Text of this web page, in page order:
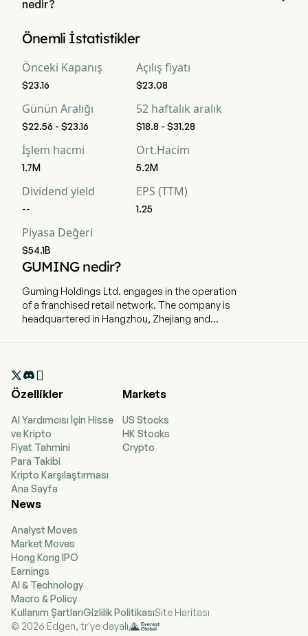
nedir?
$54.1B 'dir
Önemli İstatistikler
Önceki Kapanış
$23.16
Açılış fiyatı
$23.08
Günün Aralığı
$22.56 - $23.16
52 haftalık aralık
$18.8 - $31.28
İşlem hacmi
1.7M
Ort.Hacim
5.2M
Dividend yield
--
EPS (TTM)
1.25
Piyasa Değeri
$54.1B
GUMING nedir?
Guming Holdings Ltd. engages in the operation
of a franchised retail network. The company is
headquartered in Hangzhou, Zhejiang and
brand through a franchise model. The firm
mainly sells three types of beverages: fruit tea
drinks, milk tea drinks, coffee drinks and others.
The firm mainly operates its businesses in the
domestic market.

Özellikler
AI Yardımcısı İçin Hisse
ve Kripto
Fiyat Tahmini
Para Takibi
Kripto Karşılaştırması
Ana Sayfa
Markets
US Stocks
HK Stocks
Crypto
News
Analyst Moves
Market Moves
Hong Kong IPO
Earnings
AI & Technology
Macro & Policy
Kullanım ŞartlarıGizlilik PolitikasıSite Haritası
© 2026 Edgen, tr'ye dayalı